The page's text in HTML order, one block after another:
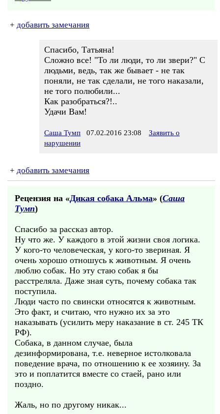
+ добавить замечания
Спасибо, Татьяна!
Сложно все! "То ли люди, то ли звери?" С
людьми, ведь, так же бывает - не так
поняли, не так сделали, не того наказали,
не того полюбили...
Как разобраться?!..
Удачи Вам!
Саша Тумп 07.02.2016 23:08
Заявить о
нарушении
+ добавить замечания
Рецензия на «Дикая собака Альма» (Саша
Тумп)
Спасибо за рассказ автор.
Ну что же. У каждого в этой жизни своя логика.
У кого-то человеческая, у кого-то звериная. Я
очень хорошо отношусь к животным. Я очень
люблю собак. Но эту стаю собак я бы
расстреляла. Даже зная суть, почему собака так
поступила.
Люди часто по свински относятся к животным.
Это факт, и считаю, что нужно их за это
наказывать (усилить меру наказание в ст. 245 ТК
РФ).
Собака, в данном случае, была
дезинформирована, т.е. неверное истолковала
поведение врача, по отношению к ее хозяину. За
это и поплатится вместе со стаей, рано или
поздно.
Жаль, но по другому никак...